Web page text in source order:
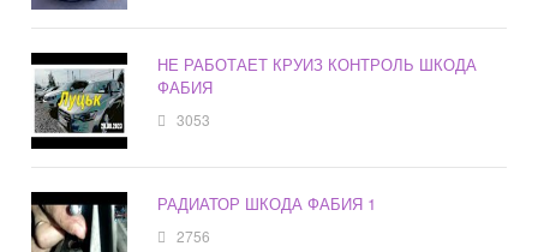
НЕ РАБОТАЕТ КРУИЗ КОНТРОЛЬ ШКОДА
ФАБИЯ
3053
РАДИАТОР ШКОДА ФАБИЯ 1
2756